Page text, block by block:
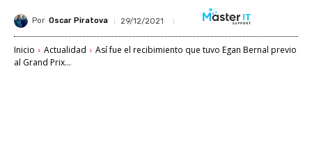
Por Oscar Piratova 29/12/2021
Inicio Actualidad
Así fue el recibimiento que tuvo Egan Bernal previo
al Grand Prix...